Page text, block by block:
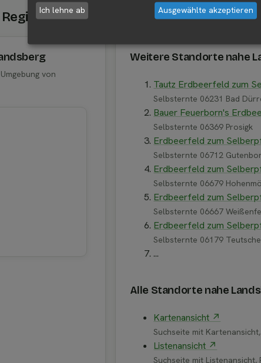
06188 Landsberg
von
Weitere Standorte nahe
Tautz Erdbeerfeld zum
Selbsternte 06231 Bad
Bauer Feuerborn's
Selbsternte 06369 Prosigk
Erdbeerfeld zum
Selbsternte 06712
Erdbeerfeld zum
Selbsternte 06679
Erdbeerfeld zum
Selbsternte 06667
Erdbeerfeld zum
Selbsternte 06179
...
Alle Standorte nahe
Kartenansicht ↗
Suchseite mit
Listenansicht ↗
Suchseite mit Listenansicht,
Ich lehne ab Ausgewählte akzeptieren